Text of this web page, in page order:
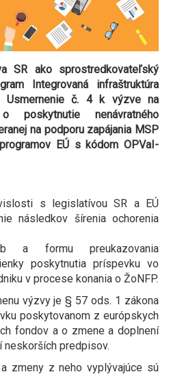
SR ako sprostredkovateľský
Integrovaná infraštruktúra
č. 4 k výzve na
poskytnutie nenávratného
na podporu zapájania MSP
EÚ s kódom OPVaI-
s legislatívou SR a EÚ
následkov šírenia ochorenia
a formu preukazovania
poskytnutia príspevku vo
v procese konania o ŽoNFP.
výzvy je § 57 ods. 1 zákona
poskytovanom z európskych
fondov a o zmene a doplnení
neskorších predpisov.
zmeny z neho vyplývajúce sú